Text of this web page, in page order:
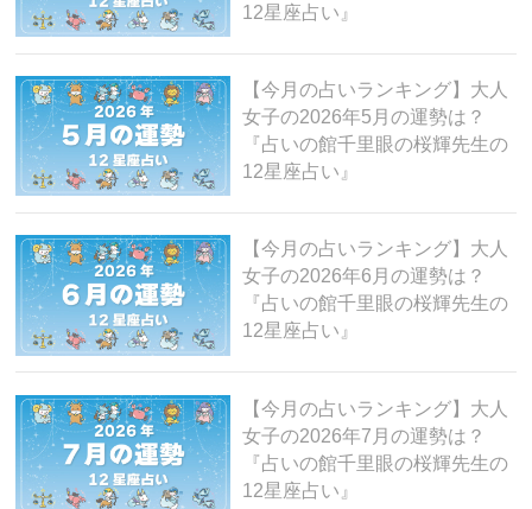
12星座占い』
【今月の占いランキング】大人
女子の2026年5月の運勢は？
『占いの館千里眼の桜輝先生の
12星座占い』
【今月の占いランキング】大人
女子の2026年6月の運勢は？
『占いの館千里眼の桜輝先生の
12星座占い』
【今月の占いランキング】大人
女子の2026年7月の運勢は？
『占いの館千里眼の桜輝先生の
12星座占い』